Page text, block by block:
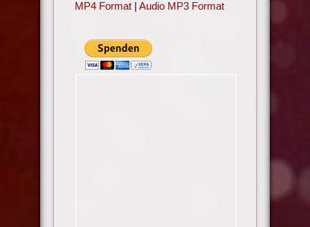
MP4 Format| Audio MP3 Format